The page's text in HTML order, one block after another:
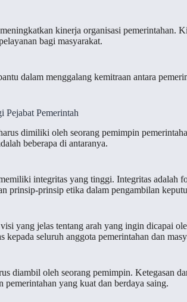
kinerja organisasi pemerintahan.
bagi masyarakat.
dalam menggalang kemitraan antara
Pemerintah
dimiliki oleh seorang pemimpin
beberapa di antaranya.
integritas yang tinggi. Integritas adalah
prinsip-prinsip etika dalam pengambilan
yang jelas tentang arah yang ingin dicapai
seluruh anggota pemerintahan dan
diambil oleh seorang pemimpin. Ketegasan
yang kuat dan berdaya saing.